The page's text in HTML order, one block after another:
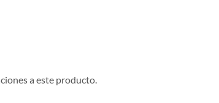
a este producto.